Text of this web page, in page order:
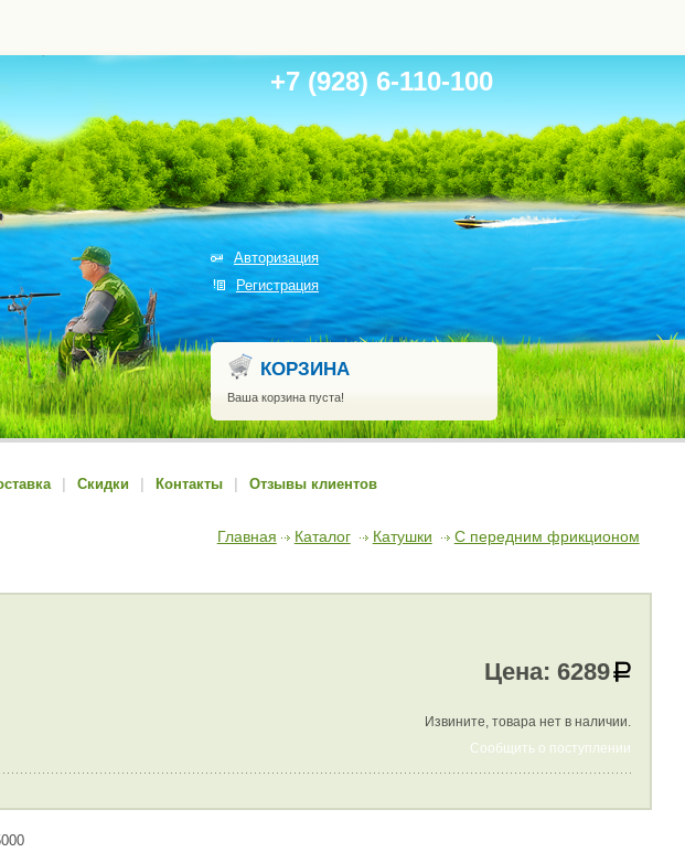
Авторизация
Регистрация
+7 (928) 6-110-100
КОРЗИНА
Ваша корзина пуста!
Скидки Контакты Отзывы клиентов
Главная Каталог Катушки С передним фрикционом
Цена: 6289
Извините, товара нет в наличии.
Сообщить о поступлении